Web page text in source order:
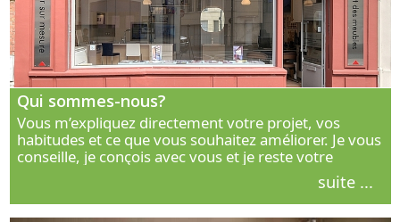
Qui sommes-nous?
Vous m’expliquez directement votre projet, vos
habitudes et ce que vous souhaitez améliorer. Je vous
conseille, je conçois avec vous et je reste votre
interlocuteur principal. Découvrez ma façon de vous
suite ...